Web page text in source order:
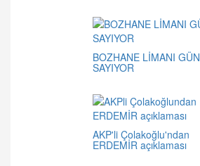
BOZHANE LİMANI GÜN
SAYIYOR
AKP'li Çolakoğlu'ndan
ERDEMİR açıklaması